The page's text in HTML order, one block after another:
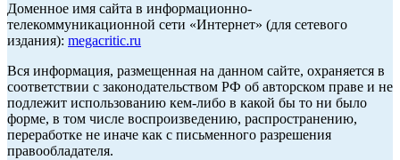
Доменное имя сайта в информационно-
телекоммуникационной сети «Интернет» (для сетевого
издания): megacritic.ru
Вся информация, размещенная на данном сайте, охраняется в
соответствии с законодательством РФ об авторском праве и не
подлежит использованию кем-либо в какой бы то ни было
форме, в том числе воспроизведению, распространению,
переработке не иначе как с письменного разрешения
правообладателя.